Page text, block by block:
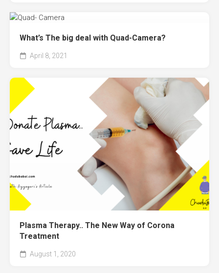
What’s The big deal with Quad-Camera?
April 8, 2021
Plasma Therapy.. The New Way of Corona
Treatment
August 1, 2020